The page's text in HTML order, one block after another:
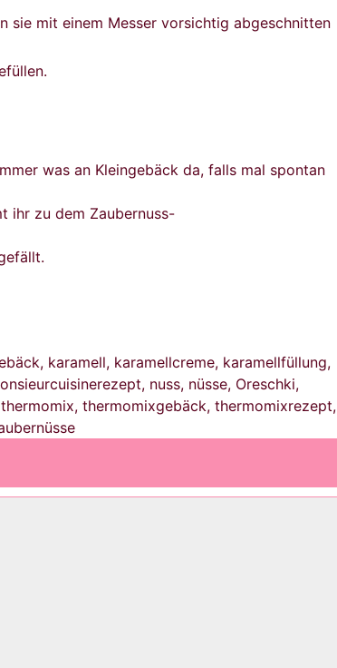
sie mit einem Messer vorsichtig abgeschnitten
was an Kleingebäck da, falls mal spontan
ihr zu dem Zaubernuss-
karamell, karamellcreme, karamellfüllung,
nuss, nüsse, Oreschki,
thermomixgebäck, thermomixrezept,